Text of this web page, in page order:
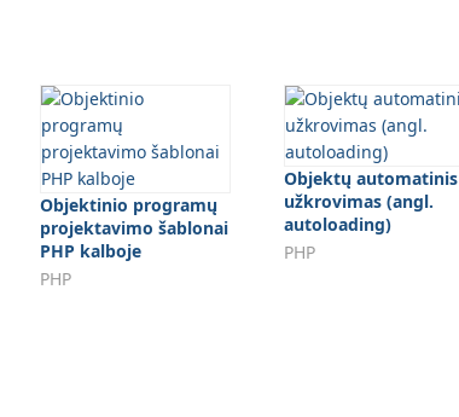
Objektinio programų
projektavimo šablonai
PHP kalboje
PHP
Objektų automatinis
užkrovimas (angl.
autoloading)
PHP